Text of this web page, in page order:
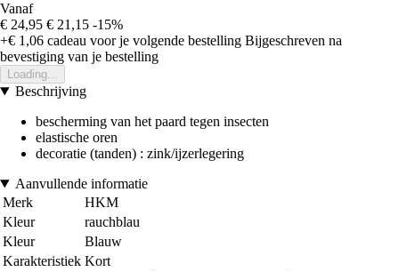
Vanaf
€ 24,95 € 21,15 -15%
+€ 1,06 cadeau voor je volgende bestelling Bijgeschreven na
bevestiging van je bestelling
Loading...
Beschrijving
bescherming van het paard tegen insecten
elastische oren
decoratie (tanden) : zink/ijzerlegering
Aanvullende informatie
Merk
HKM
Kleur
rauchblau
Kleur
Blauw
Karakteristiek Kort